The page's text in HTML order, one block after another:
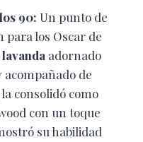
90: Un punto de
para los Oscar de
adornado
acompañado de
consolidó como
con un toque
su habilidad